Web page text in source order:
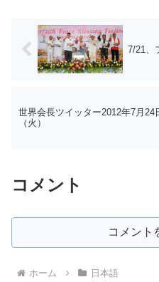
7/21、
世界会長ツイッター2012年7月24
（火）
コメント
コメント
ホーム 日本語